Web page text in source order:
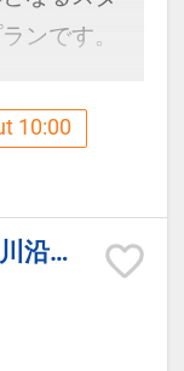
（60分/1
予約不
ダイニン
ておりま
ンです。
む和食会
名湯を満
・カップ
広いお客
です。
10:00
温泉内風呂付 スタンダード 川沿いの和室（バス/トイレ付/禁煙）